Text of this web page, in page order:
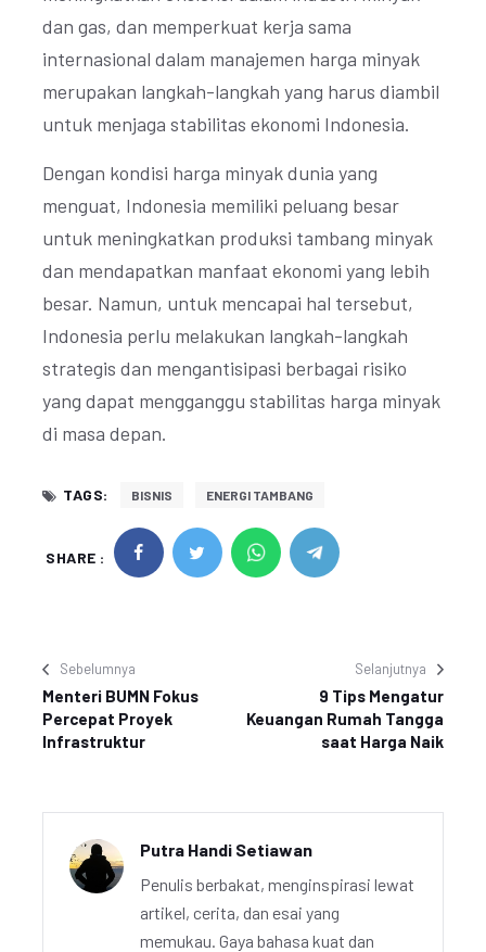
dan gas, dan memperkuat kerja sama
internasional dalam manajemen harga minyak
merupakan langkah-langkah yang harus diambil
untuk menjaga stabilitas ekonomi Indonesia.
Dengan kondisi harga minyak dunia yang
menguat, Indonesia memiliki peluang besar
untuk meningkatkan produksi tambang minyak
dan mendapatkan manfaat ekonomi yang lebih
besar. Namun, untuk mencapai hal tersebut,
Indonesia perlu melakukan langkah-langkah
strategis dan mengantisipasi berbagai risiko
yang dapat mengganggu stabilitas harga minyak
di masa depan.
TAGS: BISNIS ENERGI TAMBANG
SHARE :
Sebelumnya
Menteri BUMN Fokus
Percepat Proyek
Infrastruktur
Selanjutnya
9 Tips Mengatur
Keuangan Rumah Tangga
saat Harga Naik
Putra Handi Setiawan
Penulis berbakat, menginspirasi lewat
artikel, cerita, dan esai yang
memukau. Gaya bahasa kuat dan